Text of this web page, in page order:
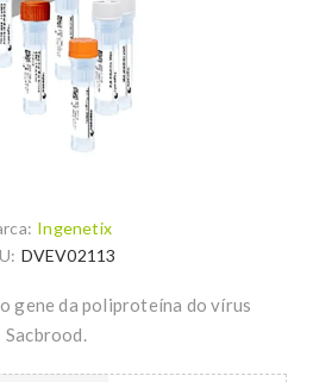
Ingenetix
DVEV02113
gene da poliproteína do vírus
Sacbrood.